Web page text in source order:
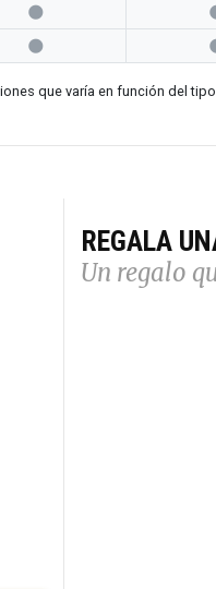


que varía en función del
REGALA
Un regalo